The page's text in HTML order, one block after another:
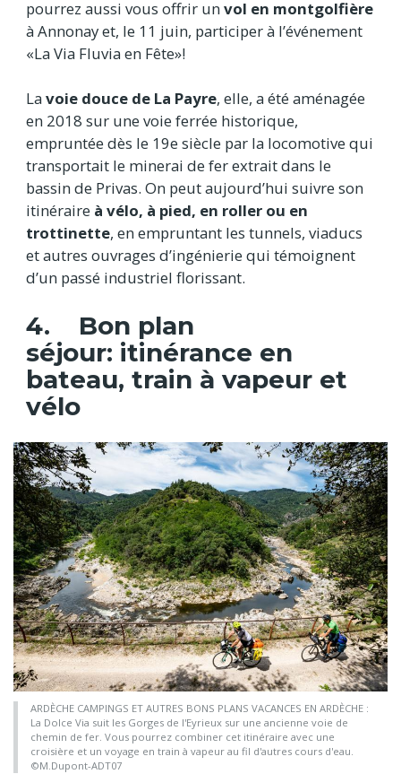
pourrez aussi vous offrir unvol en montgolfière
à Annonay et, le 11 juin, participer à l’événement
«La Via Fluvia en Fête»!
Lavoie douce de La Payre, elle, a été aménagée
en 2018 sur une voie ferrée historique,
empruntée dès le 19e siècle par la locomotive qui
transportait le minerai de fer extrait dans le
bassin de Privas. On peut aujourd’hui suivre son
itinéraire à vélo, à pied, en roller ou en
trottinette, en empruntant les tunnels, viaducs
et autres ouvrages d’ingénierie qui témoignent
d’un passé industriel florissant.
4. Bon plan
séjour: itinérance en
bateau, train à vapeur et
vélo
ARDÈCHE CAMPINGS ET AUTRES BONS PLANS VACANCES EN ARDÈCHE :
La Dolce Via suit les Gorges de l'Eyrieux sur une ancienne voie de
chemin de fer. Vous pourrez combiner cet itinéraire avec une
croisière et un voyage en train à vapeur au fil d'autres cours d'eau.
©M.Dupont-ADT07